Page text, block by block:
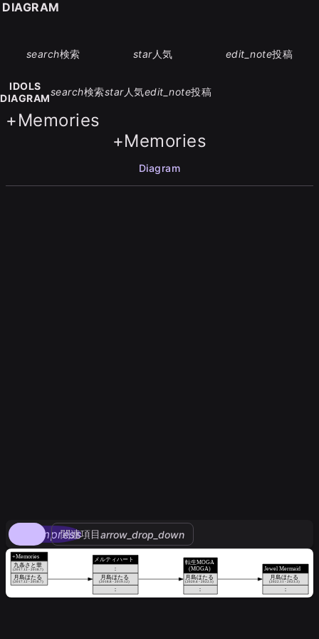
search検索 star人気 edit_note投稿
IDOLS
DIAGRAM
search検索star人気edit_note投稿
+Memories
+Memories
Diagram
compress
関連項目arrow_drop_down